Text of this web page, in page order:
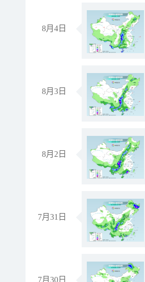
8月4日
8月3日
8月2日
7月31日
7月30日